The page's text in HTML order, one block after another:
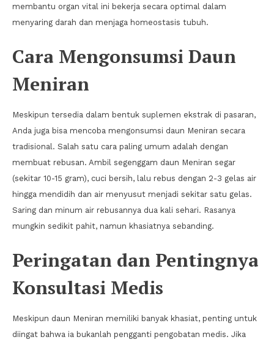
membantu organ vital ini bekerja secara optimal dalam
menyaring darah dan menjaga homeostasis tubuh.
Cara Mengonsumsi Daun
Meniran
Meskipun tersedia dalam bentuk suplemen ekstrak di pasaran,
Anda juga bisa mencoba mengonsumsi daun Meniran secara
tradisional. Salah satu cara paling umum adalah dengan
membuat rebusan. Ambil segenggam daun Meniran segar
(sekitar 10-15 gram), cuci bersih, lalu rebus dengan 2-3 gelas air
hingga mendidih dan air menyusut menjadi sekitar satu gelas.
Saring dan minum air rebusannya dua kali sehari. Rasanya
mungkin sedikit pahit, namun khasiatnya sebanding.
Peringatan dan Pentingnya
Konsultasi Medis
Meskipun daun Meniran memiliki banyak khasiat, penting untuk
diingat bahwa ia bukanlah pengganti pengobatan medis. Jika